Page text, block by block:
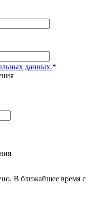
данных.*
В ближайшее время с